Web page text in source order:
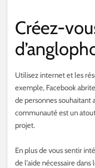
Créez-
Utilisez internet et les
exemple, Facebook
de personnes souhaitant
communauté est un
projet.
En plus de vous sentir
de l’aide nécessaire